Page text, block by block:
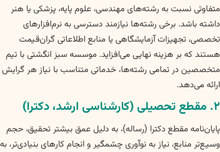
متفاوتی نسبت به رشته‌های مهندسی، علوم پایه، پزشکی یا هنر
داشته باشد. برخی رشته‌ها نیازمند دسترسی به نرم‌افزارهای
تخصصی، تجهیزات آزمایشگاهی یا منابع اطلاعاتی گران‌قیمت
هستند که بر هزینه نهایی می‌افزاید. موسسه سبز انگشتی با تیم
متخصصین در تمامی رشته‌ها، خدماتی متناسب با نیاز هر گرایش
ارائه می‌دهد.
۲. مقطع تحصیلی (کارشناسی ارشد، دکترا)
پایان‌نامه مقطع دکترا (رساله)، به دلیل عمق بیشتر تحقیق، حجم
وسیع‌تر منابع، نیاز به نوآوری چشمگیر و انجام کارهای بنیادی‌تر، به